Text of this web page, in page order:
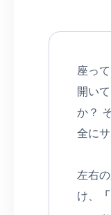
座っ
開い
か？
全に
左右
け、